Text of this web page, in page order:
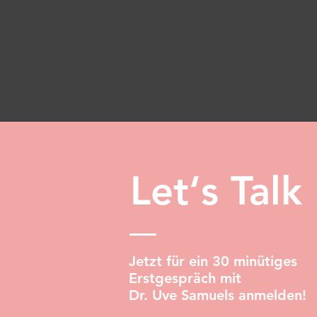
Let‘s Talk
Jetzt für ein 30 minütiges
Erstgespräch mit
Dr. Uve Samuels anmelden!